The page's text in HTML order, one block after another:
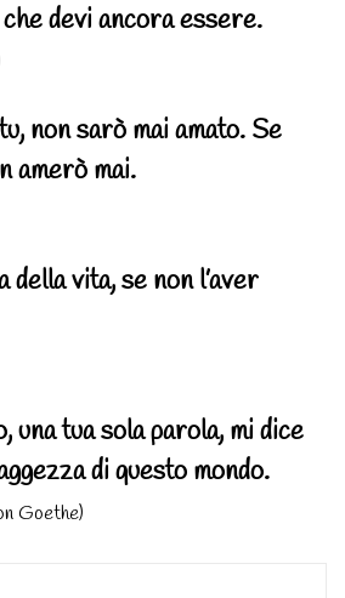
devi ancora essere.
non sarò mai amato. Se
amerò mai.
vita, se non l’aver
una tua sola parola, mi dice
di questo mondo.
Goethe)